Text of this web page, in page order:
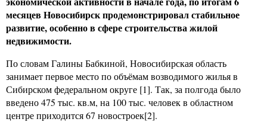
месяцев Новосибирск продемонстрировал стабильное
развитие, особенно в сфере строительства жилой
недвижимости.
По словам Галины Бабкиной, Новосибирская область
занимает первое место по объёмам возводимого жилья в
Сибирском федеральном округе [1]. Так, за полгода было
введено 475 тыс. кв.м, на 100 тыс. человек в областном
центре приходится 67 новостроек[2].